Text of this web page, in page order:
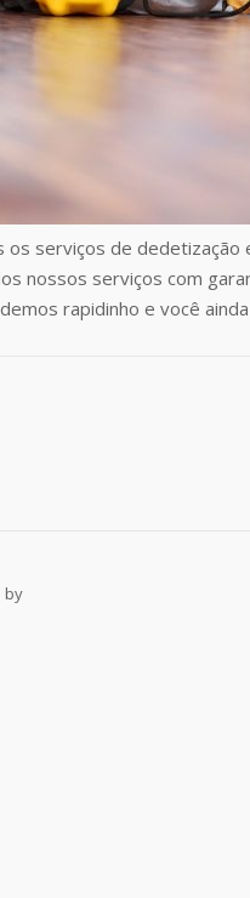
serviços de
nossos serviços com
rapidinho e você
by